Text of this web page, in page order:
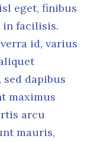
eget, finibus
facilisis.
id, varius
dapibus
maximus
arcu
mauris,